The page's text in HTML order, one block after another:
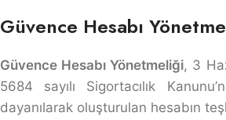
Güvence Hesabı
Güvence Hesabı Yönetmeliği, 3
5684 sayılı Sigortacılık
dayanılarak oluşturulan hesabın